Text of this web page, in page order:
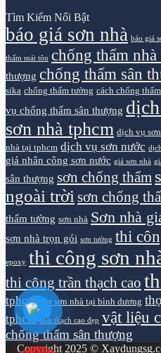
Tìm Kiếm Nổi Bật
báo giá sơn nhà báo giá
thấm mái tôn chống thấm nhà
thượng chống thấm sân
sika chống thấm tường cách chống
vụ chống thấm sân thượng
sơn nhà tphcm dịch vụ
nhà tại tphcm dịch vụ sơn nước
giá nhân công sơn nước giá sơn nhà
sân thượng sơn chống thấm
ngoài trời sơn chống
thấm tường sơn nhà Sơn nhà
sơn nhà trọn gói sơn tường thi
epoxy thi công sơn
thi công trần thạch cao
tphcm
thợ sơn nhà tại bình dương
tphcm
trần thạch cao đẹp vật liệu
chống thấm sân thượng
Copyright 2025 ©